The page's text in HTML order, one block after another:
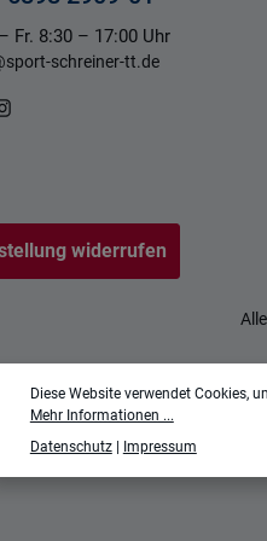
Fr. 8:30 – 17:00 Uhr
schreiner-tt.de
widerrufen
Diese Website verwendet Cookies,
Mehr Informationen ...
Datenschutz| Impressum